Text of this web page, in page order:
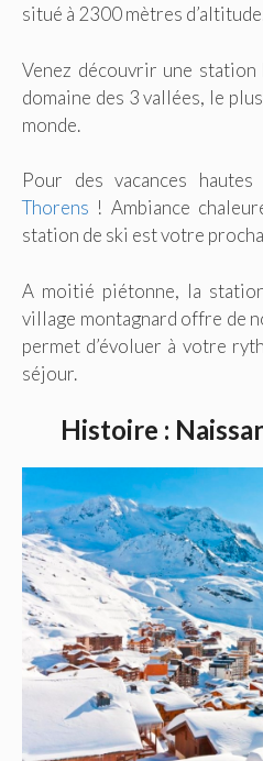
situé à 2300 mètres
Venez découvrir une
domaine des 3 vallées, le
monde.
Pour des vacances
Thorens ! Ambiance
station de ski est votre
A moitié piétonne, la
village montagnard offre de
permet d’évoluer à votre
séjour.
Histoire :